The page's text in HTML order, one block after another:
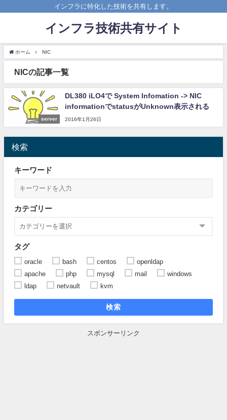
インフラに特化した技術を共有します。
インフラ技術共有サイト
ホーム NIC
NICの記事一覧
server
DL380 iLO4で System Infomation -> NIC
informationでstatusがUnknown表示される
2016年1月26日
検索
キーワード
カテゴリー
タグ
oracle bash centos
openldap
apache
php mysql mail
windows
ldap
netvault kvm
検索
スポンサーリンク